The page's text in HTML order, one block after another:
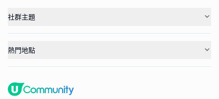
社群主題
熱門地點